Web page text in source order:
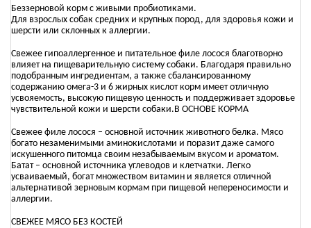
Беззерновой корм с живыми пробиотиками.
Для взрослых собак средних и крупных пород, для здоровья кожи и
шерсти или склонных к аллергии.
Свежее гипоаллергенное и питательное филе лосося благотворно
влияет на пищеварительную систему собаки. Благодаря правильно
подобранным ингредиентам, а также сбалансированному
содержанию омега-3 и 6 жирных кислот корм имеет отличную
усвояемость, высокую пищевую ценность и поддерживает здоровье
чувствительной кожи и шерсти собаки.В ОСНОВЕ КОРМА
Свежее филе лосося – основной источник животного белка. Мясо
богато незаменимыми аминокислотами и поразит даже самого
искушенного питомца своим незабываемым вкусом и ароматом.
Батат – основной источника углеводов и клетчатки. Легко
усваиваемый, богат множеством витамин и является отличной
альтернативой зерновым кормам при пищевой непереносимости и
аллергии.
СВЕЖЕЕ МЯСО БЕЗ КОСТЕЙ